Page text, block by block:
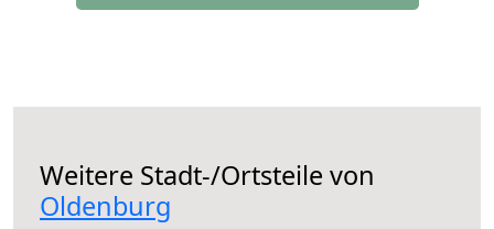
Weitere Stadt-/Ortsteile von
Oldenburg